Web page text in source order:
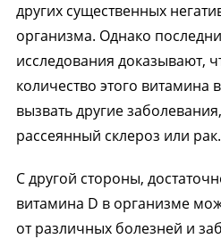
других существенных
организма. Однако
исследования доказывают,
количество этого витамина
вызвать другие
рассеянный склероз или рак.
С другой стороны,
витамина D в организме
от различных болезней и